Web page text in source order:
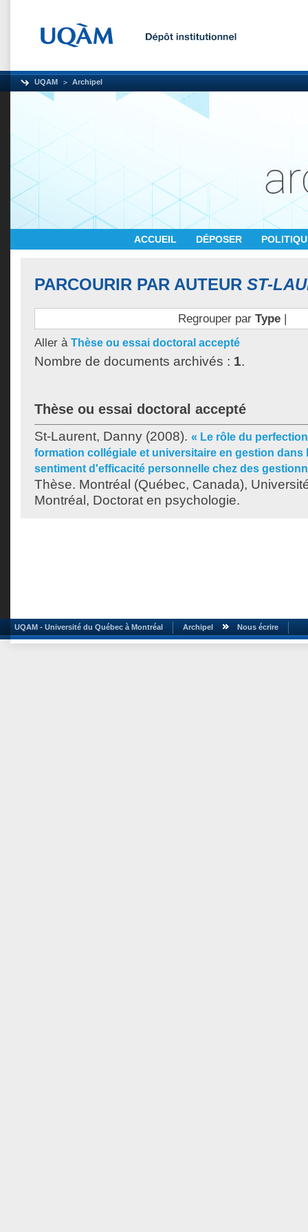
UQAM Archipel
ACCUEIL DÉPOSER
PARCOURIR PAR AUTEUR ST-
Regrouper par Type|
Aller à Thèse ou essai doctoral accepté
Nombre de documents archivés : 1.
Thèse ou essai doctoral accepté
St-Laurent, Danny (2008). « Le rôle du
formation collégiale et universitaire en gestion dans
sentiment d'efficacité personnelle chez des
Thèse. Montréal (Québec, Canada),
Montréal, Doctorat en psychologie.
UQAM - Université du Québec à Montréal Archipel Nous écrire